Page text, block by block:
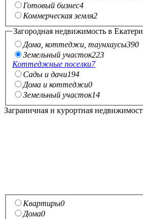
Готовый бизнес4
Коммерческая земля2
Загородная недвижимость в
Дома, коттеджи, таунхаусы390
Земельный участок223
Коттеджные поселки7
Сады и дачи194
Дома и коттеджи0
Земельный участок14
Заграничная и курортная
Квартиры0
Дома0